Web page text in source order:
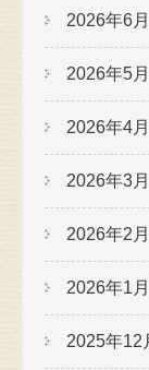
2026年6月
2026年5月
2026年4月
2026年3月
2026年2月
2026年1月
2025年12